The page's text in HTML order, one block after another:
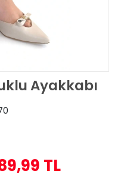
Ayakkabı
TL